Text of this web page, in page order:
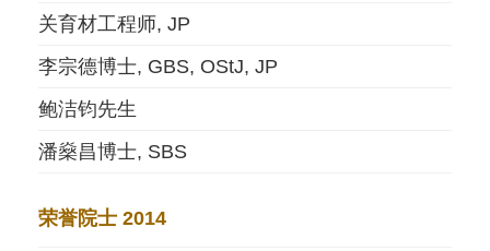
关育材工程师, JP
李宗德博士, GBS, OStJ, JP
鲍洁钧先生
潘燊昌博士, SBS
荣誉院士 2014